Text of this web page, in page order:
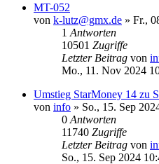
MT-052
von k-lutz@gmx.de » Fr.,
1 Antworten
10501 Zugriffe
Letzter Beitrag von
Mo., 11. Nov 2024
Umstieg StarMoney 14 zu
von info » So., 15. Sep
0 Antworten
11740 Zugriffe
Letzter Beitrag von
So., 15. Sep 2024